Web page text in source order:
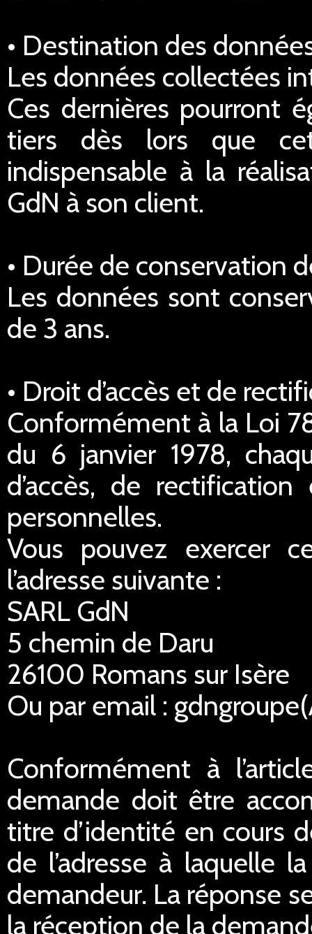
• Destination des
Les données collectées
Ces dernières pourront
tiers dès lors que
indispensable à la
GdN à son client.
• Durée de conservation
Les données sont
de 3 ans.
• Droit d’accès et de
Conformément à la Loi
du 6 janvier 1978,
d’accès, de
personnelles.
Vous pouvez exercer
l’adresse suivante :
SARL GdN
5 chemin de Daru
26100 Romans sur Isère
Ou par email :
Conformément à
demande doit être
titre d’identité en cours
de l’adresse à laquelle
demandeur. La réponse
la réception de la